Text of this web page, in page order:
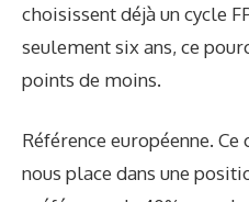
choisissent déjà un cycle
seulement six ans, ce
points de moins.
Référence européenne.
nous place dans une